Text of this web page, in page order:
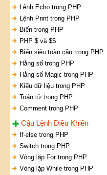
Lệnh Echo trong PHP
Lệnh Print trong PHP
Biến trong PHP
PHP $ và $$
Biến siêu toàn cầu trong PHP
Hằng số trong PHP
Hằng số Magic trong PHP
Kiểu dữ liệu trong PHP
Toán tử trong PHP
Comment trong PHP
Cậu Lệnh Điều Khiển
If-else trong PHP
Switch trong PHP
Vòng lặp For trong PHP
Vòng lặp While trong PHP